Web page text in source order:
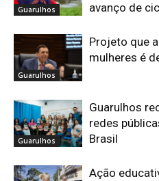
Guarulhos
avanço de
Guarulhos
Projeto que
mulheres é
Guarulhos
Guarulhos
redes
Brasil
Ação